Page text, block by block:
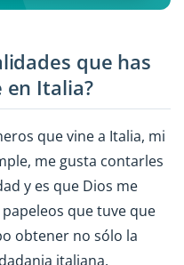
que has
Italia?
que vine a Italia, mi
me gusta contarles
y es que Dios me
que tuve que
obtener no sólo la
italiana.